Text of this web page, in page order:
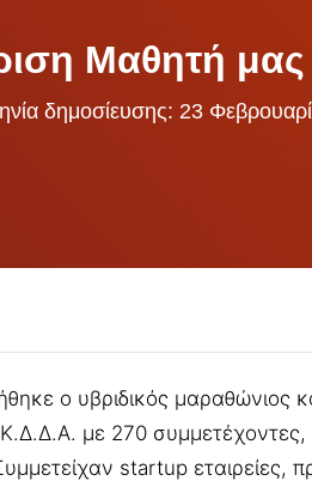
Μαθητή μας
δημοσίευσης: 23
ο υβριδικός μαραθώνιος
με 270
startup εταιρείες,